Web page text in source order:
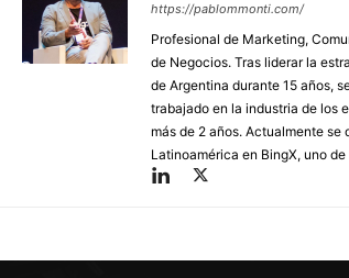
https://pablommonti.com/
Profesional de Marketing,
de Negocios. Tras liderar la
de Argentina durante 15 años,
trabajado en la industria de los
más de 2 años. Actualmente se
Latinoamérica en BingX, uno